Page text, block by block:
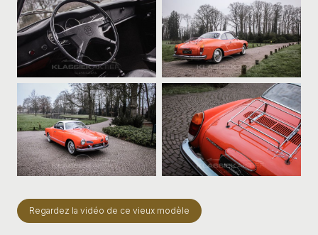
Regardez la vidéo de ce vieux modèle